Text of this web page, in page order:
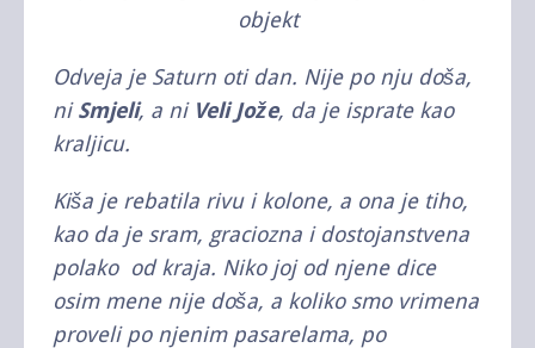
objekt
Odveja je Saturn oti dan. Nije po nju doša,
niSmjeli, a ni Veli Jože, da je isprate kao
kraljicu.
Kiša je rebatila rivu i kolone, a ona je tiho,
kao da je sram, graciozna i dostojanstvena
polako od kraja. Niko joj od njene dice
osim mene nije doša, a koliko smo vrimena
proveli po njenim pasarelama, po